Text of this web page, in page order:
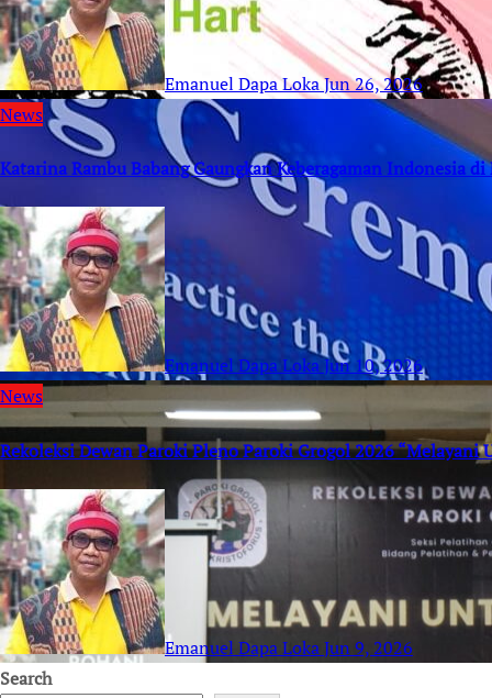
Emanuel Dapa LokaJun 26, 2026
News
Katarina Rambu Babang Gaungkan Keberagaman Indonesia
Emanuel Dapa LokaJun 10, 2026
News
Rekoleksi Dewan Paroki Pleno Paroki Grogol 2026 “Melayani
Emanuel Dapa LokaJun 9, 2026
Search